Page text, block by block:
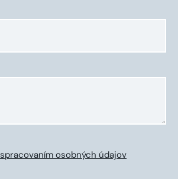
spracovaním osobných údajov